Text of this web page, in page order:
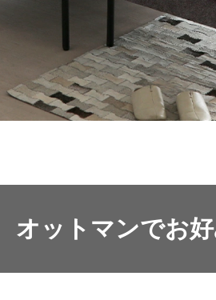
オットマンでお